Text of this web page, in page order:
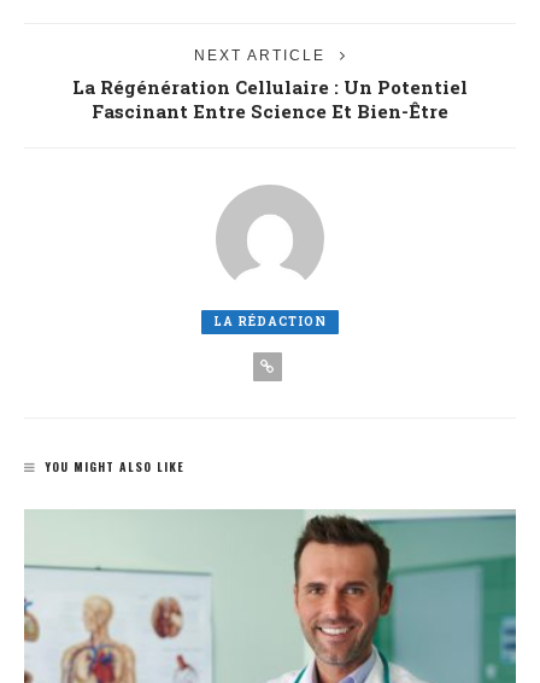
NEXT ARTICLE
La Régénération Cellulaire : Un Potentiel
Fascinant Entre Science Et Bien-Être
LA RÉDACTION
YOU MIGHT ALSO LIKE